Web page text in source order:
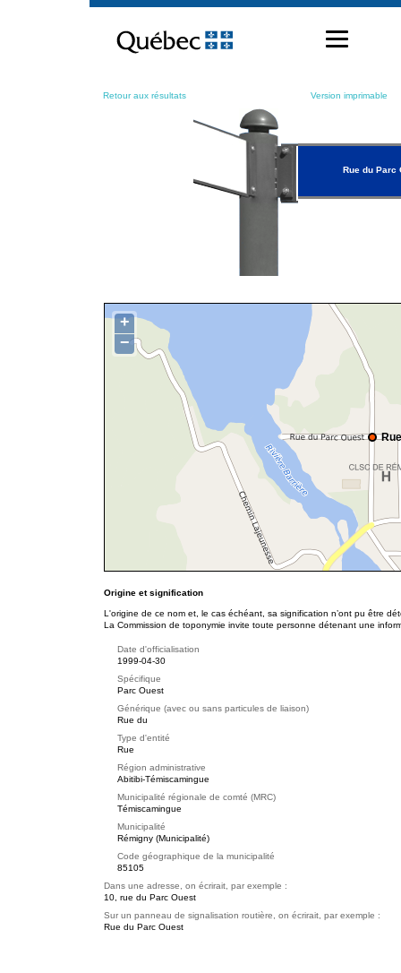
contenu
Retour aux résultats Version imprimable
Rue du Parc
+
−
Origine et signification
L'origine de ce nom et, le cas échéant, sa signification n’ont pu être
La Commission de toponymie invite toute personne détenant une
Date d'officialisation
1999-04-30
Spécifique
Parc Ouest
Générique (avec ou sans particules de liaison)
Rue du
Type d'entité
Rue
Région administrative
Abitibi-Témiscamingue
Municipalité régionale de comté (MRC)
Témiscamingue
Municipalité
Rémigny (Municipalité)
Code géographique de la municipalité
85105
Dans une adresse, on écrirait, par exemple :
10, rue du Parc Ouest
Sur un panneau de signalisation routière, on écrirait, par exemple :
Rue du Parc Ouest